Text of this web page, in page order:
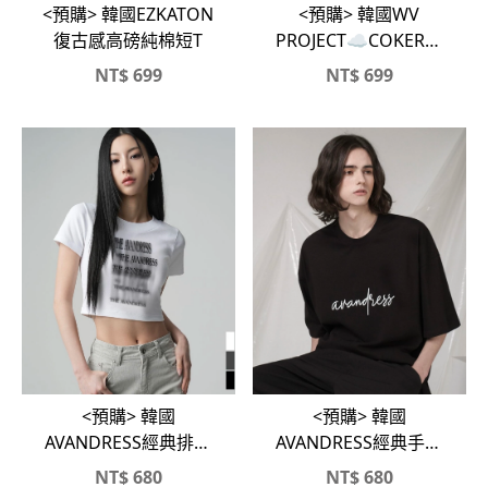
<預購> 韓國EZKATON
復古感高磅純棉短T
NT$699
<預購> 韓國WV
PROJECT☁️COKER復
古印花純棉短T
NT$699
<預購> 韓國
AVANDRESS經典排字
純棉短版T
NT$680
<預購> 韓國
AVANDRESS經典手寫
Logo短T
NT$680